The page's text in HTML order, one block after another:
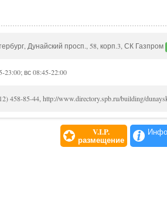
Дунайский просп., 58, корп.3, СК Газпром
23:00; вс 08:45-22:00
458-85-44, http://www.directory.spb.ru/building/
V.I.P.
размещение